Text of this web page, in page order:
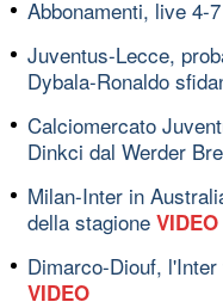
Abbonamenti, live 4-
Juventus-Lecce,
Dybala-Ronaldo
Calciomercato
Dinkci dal Werder
Milan-Inter in
della stagione VIDEO
Dimarco-Diouf,
VIDEO